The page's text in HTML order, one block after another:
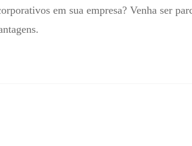
em sua empresa? Venha ser